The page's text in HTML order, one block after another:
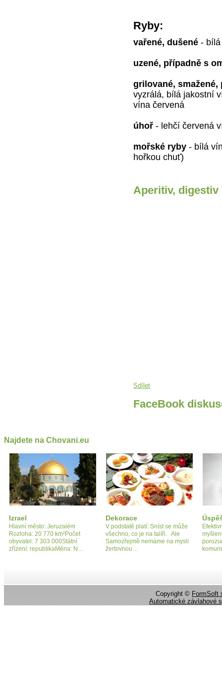
Ryby:
vařené, dušené -
uzené, případně s
grilované,
vyzrálá, bílá jakostní
vína červená
úhoř - lehčí červená
mořské ryby - bílá
hořkou chuť)
Aperitiv, digestiv
Sdílet
FaceBook
Najdete na Chovani.eu
Izrael
Hlavní město: Jeruzalém
Rozloha: 20 770 km²Počet
obyvatel: 7 303 000Státní
zřízení: republikaMěna: N…
Dekorace
V podstatě platí: Sníst se může
všechno, co je na talíři. Ale
Samozřejmě nemáme na mysli
žertovnou…
Copyright © FormSoft
Automatické závlahové